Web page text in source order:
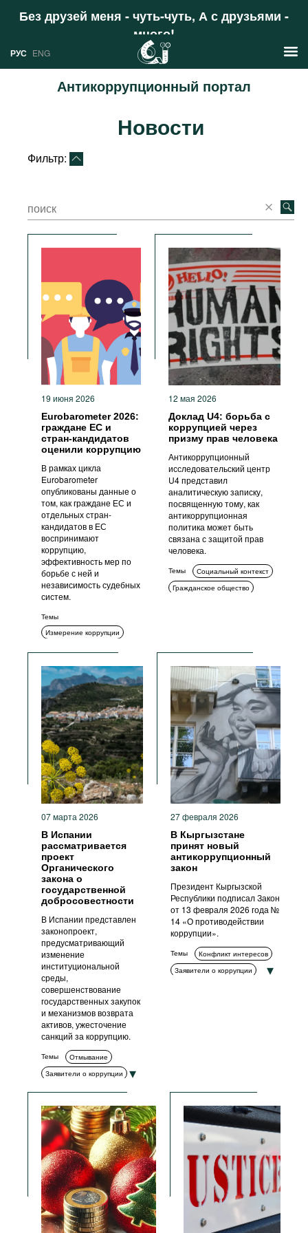
Без друзей меня - чуть-чуть, А с друзьями -
много!
Поддержать
РУС ENG
Антикоррупционный портал
Международных организаций
Ресурсы
Литература
Документы международных
организаций
Фильмы
Подкасты
Книжная полка
О проекте
Новости
Фильтр:
19 июня 2026
Eurobarometer 2026:
граждане ЕС и
стран-кандидатов
оценили коррупцию
В рамках цикла
Eurobarometer
опубликованы данные о
том, как граждане ЕС и
отдельных стран-
кандидатов в ЕС
воспринимают
коррупцию,
эффективность мер по
борьбе с ней и
независимость судебных
систем.
Темы
Измерение коррупции
12 мая 2026
Доклад U4: борьба с
коррупцией через
призму прав человека
Антикоррупционный
исследовательский центр
U4 представил
аналитическую записку,
посвященную тому, как
антикоррупционная
политика может быть
связана с защитой прав
человека.
Темы
Социальный контекст
Гражданское общество
07 марта 2026
В Испании
рассматривается
проект
Органического
закона о
государственной
добросовестности
В Испании представлен
законопроект,
предусматривающий
изменение
институциональной
среды,
совершенствование
государственных закупок
и механизмов возврата
активов, ужесточение
санкций за коррупцию.
Темы
Отмывание
Заявители о коррупции
Измерение коррупции
Комплаенс
Возврат активов
Коррупция в сфере
государственных закупок
Гражданское общество
Антикоррупционные
органы
ИКТ
Меры ответственности
27 февраля 2026
В Кыргызстане
принят новый
антикоррупционный
закон
Президент Кыргызской
Республики подписал Закон
от 13 февраля 2026 года №
14 «О противодействии
коррупции».
Темы
Конфликт интересов
Заявители о коррупции